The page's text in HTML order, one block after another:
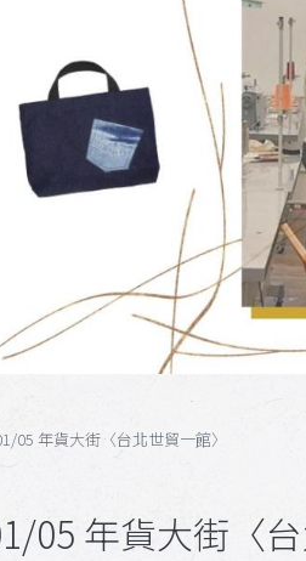
05 年貨大街〈台北世貿一館〉
05 年貨大街〈